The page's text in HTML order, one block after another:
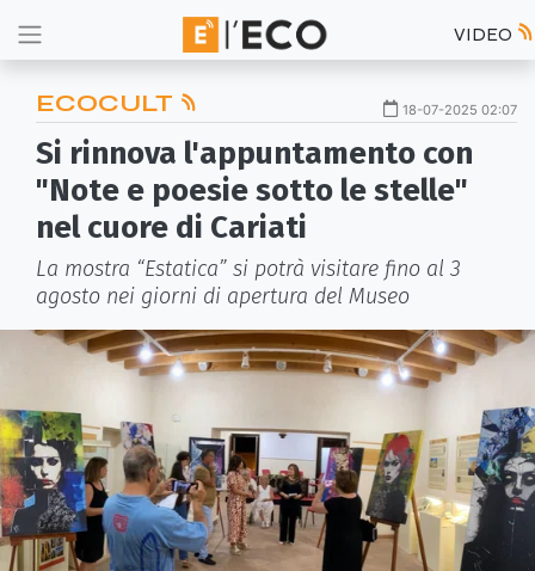
VIDEO
ECOCULT 18-07-2025 02:07
Si rinnova l'appuntamento con
"Note e poesie sotto le stelle"
nel cuore di Cariati
La mostra “Estatica” si potrà visitare fino al 3
agosto nei giorni di apertura del Museo